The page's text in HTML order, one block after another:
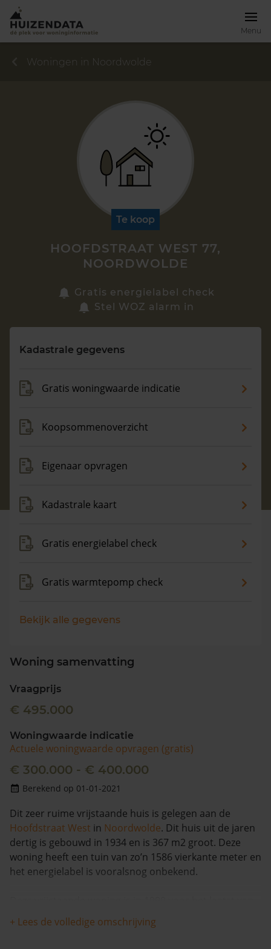
Menu
Vragen? Neem contact met ons op
088 220 4200
Woningen in Noordwolde
Te koop
HOOFDSTRAAT WEST 77,
NOORDWOLDE
Gratis energielabel check
Stel WOZ alarm in
Kadastrale gegevens
Gratis woningwaarde indicatie
Koopsommenoverzicht
Eigenaar opvragen
Kadastrale kaart
Gratis energielabel check
Gratis warmtepomp check
Bekijk alle gegevens
Woning samenvatting
Vraagprijs
€ 495.000
Woningwaarde indicatie
Actuele woningwaarde opvragen (gratis)
€ 300.000 - € 400.000
Berekend op 01-01-2021
Dit zeer ruime vrijstaande huis is gelegen aan de
Hoofdstraat West in Noordwolde. Dit huis uit de jaren
dertig is gebouwd in 1934 en is 367 m2 groot. Deze
woning heeft een tuin van zo’n 1586 vierkante meter en
het energielabel is vooralsnog onbekend.
eigenaar veranderd en is in de afgelopen 12 maanden
met meer dan 4% in waarde verminderd. De woning is
+ Lees de volledige omschrijving